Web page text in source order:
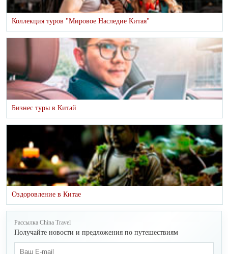
Коллекция туров "Мировое Наследие Китая"
Бизнес туры в Китай
Оздоровление в Китае
Рассылка China Travel
Получайте новости и предложения по путешествиям